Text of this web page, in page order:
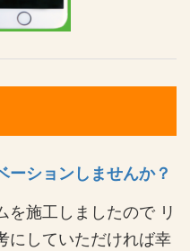
ーションしませんか？
を施工しましたので リ
にしていただければ幸